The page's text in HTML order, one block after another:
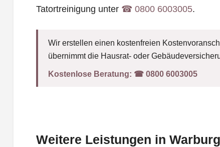
Tatortreinigung unter ☎︎ 0800 6003005.
Wir erstellen einen kostenfreien
übernimmt die Hausrat- oder
Kostenlose Beratung: ☎︎ 0800 6003005
Weitere Leistungen in Warburg